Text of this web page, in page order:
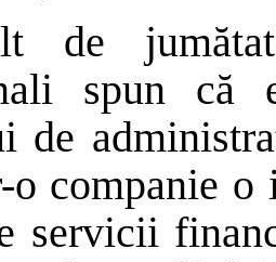
de
spun că
de
o companie
servicii